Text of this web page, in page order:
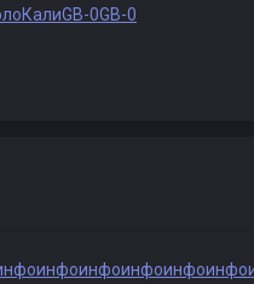
КалиGB-0GB-0
инфоинфоинфоинфоинфо